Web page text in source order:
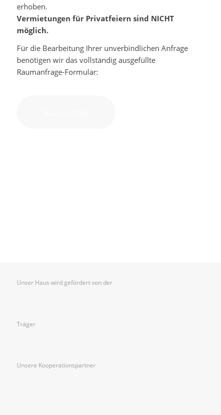
erhoben.
Vermietungen für Privatfeiern sind NICHT
möglich.
Für die Bearbeitung Ihrer unverbindlichen Anfrage
benötigen wir das vollständig ausgefüllte
Raumanfrage-Formular:
Unser Haus wird gefördert von der
Träger
Unsere Kooperationspartner